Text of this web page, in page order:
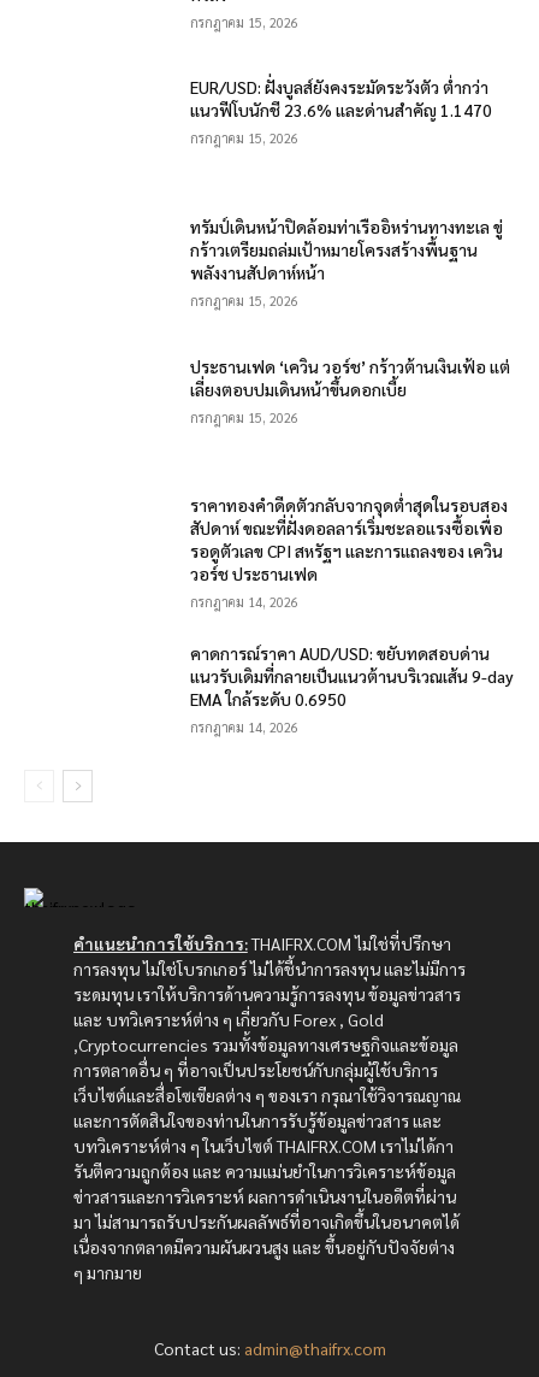
กรกฎาคม 15, 2026
EUR/USD: ฝั่งบูลส์ยังคงระมัดระวังตัว ต่ำกว่า
แนวฟีโบนักชี 23.6% และด่านสำคัญ 1.1470
กรกฎาคม 15, 2026
ทรัมป์เดินหน้าปิดล้อมท่าเรืออิหร่านทางทะเล ขู่
กร้าวเตรียมถล่มเป้าหมายโครงสร้างพื้นฐาน
พลังงานสัปดาห์หน้า
กรกฎาคม 15, 2026
ประธานเฟด ‘เควิน วอร์ช’ กร้าวต้านเงินเฟ้อ แต่
เลี่ยงตอบปมเดินหน้าขึ้นดอกเบี้ย
กรกฎาคม 15, 2026
ราคาทองคำดีดตัวกลับจากจุดต่ำสุดในรอบสอง
สัปดาห์ ขณะที่ฝั่งดอลลาร์เริ่มชะลอแรงซื้อเพื่อ
รอดูตัวเลข CPI สหรัฐฯ และการแถลงของ เควิน
วอร์ช ประธานเฟด
กรกฎาคม 14, 2026
คาดการณ์ราคา AUD/USD: ขยับทดสอบด่าน
แนวรับเดิมที่กลายเป็นแนวต้านบริเวณเส้น 9-day
EMA ใกล้ระดับ 0.6950
กรกฎาคม 14, 2026
คำแนะนำการใช้บริการ:THAIFRX.COM ไม่ใช่ที่ปรึกษา
การลงทุน ไม่ใช่โบรกเกอร์ ไม่ได้ชี้นำการลงทุน และไม่มีการ
ระดมทุน เราให้บริการด้านความรู้การลงทุน ข้อมูลข่าวสาร
และ บทวิเคราะห์ต่าง ๆ เกี่ยวกับ Forex , Gold
,Cryptocurrencies รวมทั้งข้อมูลทางเศรษฐกิจและข้อมูล
การตลาดอื่น ๆ ที่อาจเป็นประโยชน์กับกลุ่มผู้ใช้บริการ
เว็บไซต์และสื่อโซเซียลต่าง ๆ ของเรา กรุณาใช้วิจารณญาณ
และการตัดสินใจของท่านในการรับรู้ข้อมูลข่าวสาร และ
บทวิเคราะห์ต่าง ๆ ในเว็บไซต์ THAIFRX.COM เราไม่ได้กา
รันตีความถูกต้อง และ ความแม่นยำในการวิเคราะห์ข้อมูล
ข่าวสารและการวิเคราะห์ ผลการดำเนินงานในอดีตที่ผ่าน
มา ไม่สามารถรับประกันผลลัพธ์ที่อาจเกิดขึ้นในอนาคตได้
เนื่องจากตลาดมีความผันผวนสูง และ ขึ้นอยู่กับปัจจัยต่าง
ๆ มากมาย
Contact us: admin@thaifrx.com